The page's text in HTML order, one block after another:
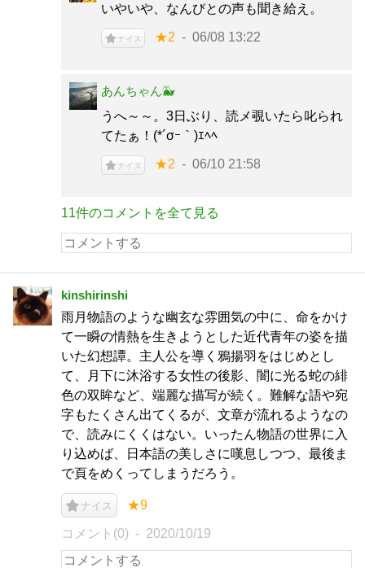
いやいや、なんびとの声も聞き給え。
ナイス ★2 06/08 13:22
あんちゃん🐳
うへ～～。3日ぶり、読メ覗いたら叱られ
てたぁ！(*´σｰ｀)ｴﾍﾍ
ナイス ★2 06/10 21:58
11件のコメントを全て見る
kinshirinshi
雨月物語のような幽玄な雰囲気の中に、命をかけ
て一瞬の情熱を生きようとした近代青年の姿を描
いた幻想譚。主人公を導く鴉揚羽をはじめとし
て、月下に沐浴する女性の後影、闇に光る蛇の緋
色の双眸など、端麗な描写が続く。難解な語や宛
字もたくさん出てくるが、文章が流れるようなの
で、読みにくくはない。いったん物語の世界に入
り込めば、日本語の美しさに嘆息しつつ、最後ま
で頁をめくってしまうだろう。
ナイス ★9
コメント(0) 2020/10/19